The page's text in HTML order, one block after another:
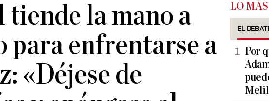
tiende la mano a
para enfrentarse a
«Déjese de
LO
EL
Por